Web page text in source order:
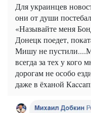
Для украинцев
они от души
«Называйте меня
Донецк поедет,
Мишу не
всегда за тех у кого
дорогам не особо
даже в ёxaнoй